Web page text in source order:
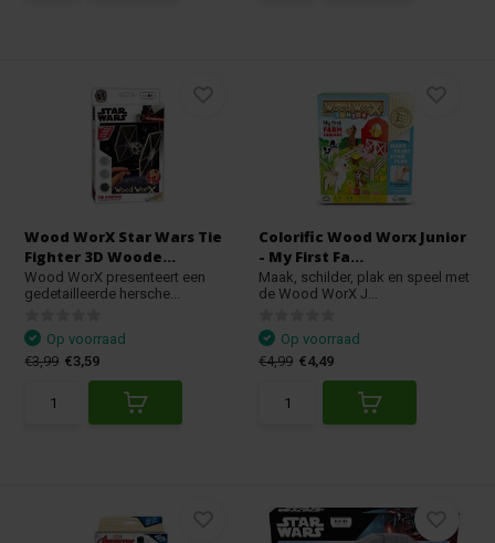
Wood WorX Star Wars Tie
Fighter 3D Woode...
Wood WorX presenteert een
gedetailleerde hersche...
Op voorraad
€3,99 €3,59
Colorific Wood Worx Junior
- My First Fa...
Maak, schilder, plak en speel met
de Wood WorX J...
Op voorraad
€4,99 €4,49